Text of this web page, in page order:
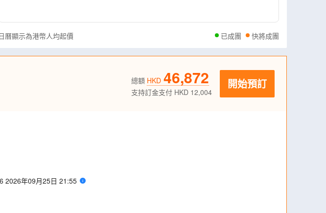
曆顯示為港幣人均起價 已成團 快將成團
總額 HKD 46,872
支持訂金支付 HKD 12,004
開始預訂
2026年09月25日 21:55